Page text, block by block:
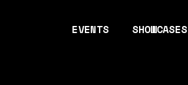
EVENTS SHOWCASES